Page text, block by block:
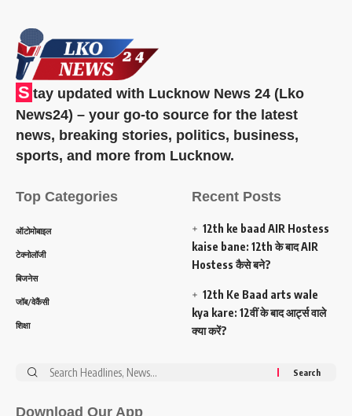
S tay updated with Lucknow News 24 (Lko
News24) – your go-to source for the latest
news, breaking stories, politics, business,
sports, and more from Lucknow.
Top Categories
ऑटोमोबाइल
टेक्नोलॉजी
बिजनेस
जॉब/वेकैंसी
शिक्षा
Recent Posts
12th ke baad AIR Hostess
kaise bane: 12th के बाद AIR
Hostess कैसे बने?
12th Ke Baad arts wale
kya kare: 12वीं के बाद आर्ट्स वाले
क्या करें?
Search
Download Our App